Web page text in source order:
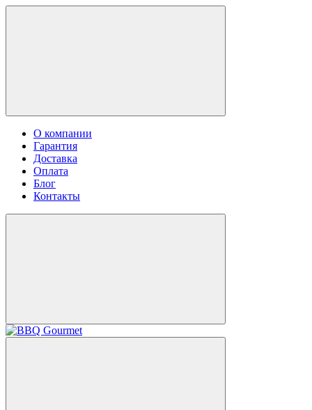
О компании
Гарантия
Доставка
Оплата
Блог
Контакты